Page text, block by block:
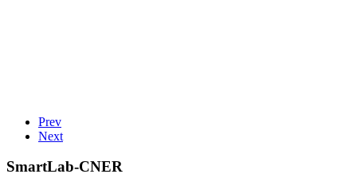
Prev
Next
SmartLab-CNER